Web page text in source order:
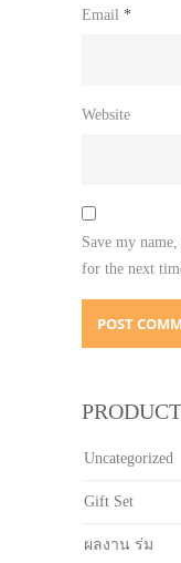
Email *
Website
Save my
for the next
Uncategorized
Gift Set
ผลงาน ร่ม